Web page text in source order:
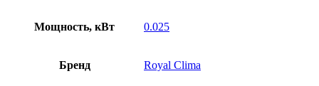
Мощность, кВт 0.025
Бренд Royal Clima